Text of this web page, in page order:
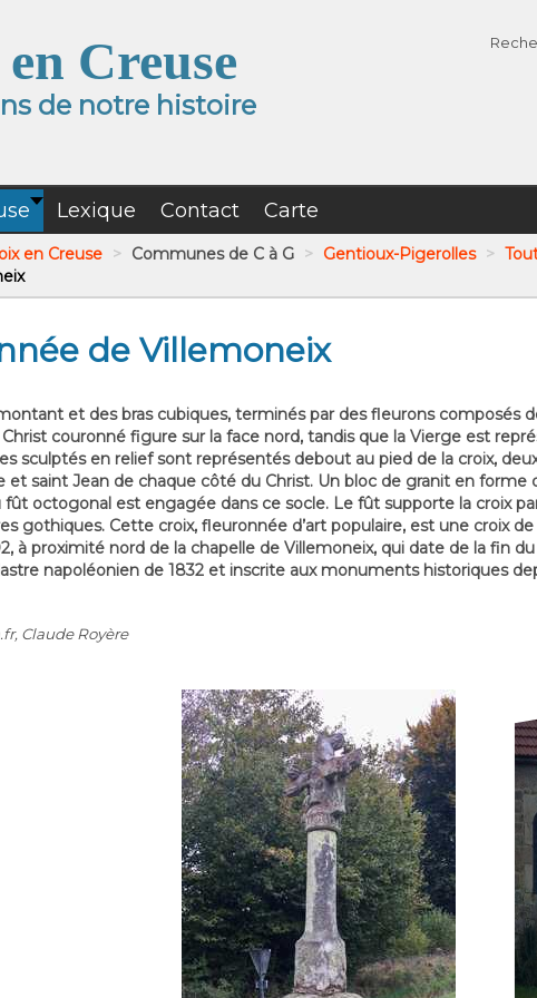
Creuse
de notre histoire
Lexique Contact Carte
en Creuse > Communes de C à G > Gentioux-Pigerolles >
de Villemoneix
et des bras cubiques, terminés par des fleurons composés
couronné figure sur la face nord, tandis que la Vierge est
sculptés en relief sont représentés debout au pied de la croix,
et saint Jean de chaque côté du Christ. Un bloc de granit en
fût octogonal est engagée dans ce socle. Le fût supporte la croix
gothiques. Cette croix, fleuronnée d’art populaire, est une croix
à proximité nord de la chapelle de Villemoneix, qui date de la fin du
napoléonien de 1832 et inscrite aux monuments historiques
Claude Royère